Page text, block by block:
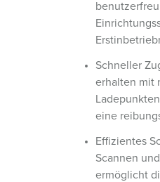
Schneller
erhalten mit
eine
Effizientes
Scannen
ermöglicht